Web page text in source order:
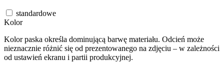
standardowe
Kolor
Kolor paska określa dominującą barwę materiału. Odcień może
nieznacznie różnić się od prezentowanego na zdjęciu – w zależności
od ustawień ekranu i partii produkcyjnej.